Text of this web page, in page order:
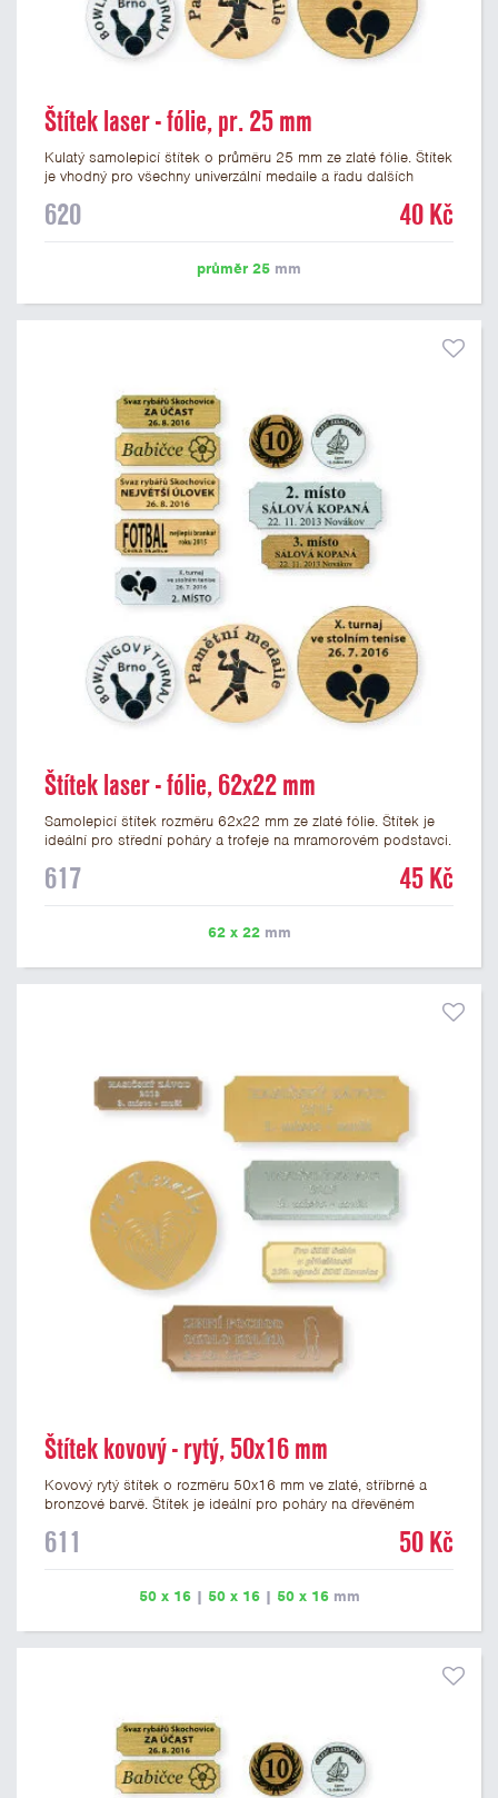
Štítek laser - fólie, pr. 25 mm
Kulatý samolepicí štítek o průměru 25 mm ze zlaté fólie. Štítek
je vhodný pro všechny univerzální medaile a řadu dalších
štítek je možné laserem vypálit logo nebo text dle vašeho
620 40 Kč
průměr 25 mm
Štítek laser - fólie, 62x22 mm
Samolepicí štítek rozměru 62x22 mm ze zlaté fólie. Štítek je
ideální pro střední poháry a trofeje na mramorovém podstavci.
textu doporučujeme maximálně 3 řádky, aby byla zachována
prvním kroku objednávky.
617 45 Kč
62 x 22mm
Štítek kovový - rytý, 50x16 mm
Kovový rytý štítek o rozměru 50x16 mm ve zlaté, stříbrné a
bronzové barvě. Štítek je ideální pro poháry na dřevěném
nebo text. U textu doporučujeme maximálně 3 řádky, aby byla
možné přiložit v prvním kroku objednávky.
611 50 Kč
50 x 16| 50 x 16| 50 x 16mm